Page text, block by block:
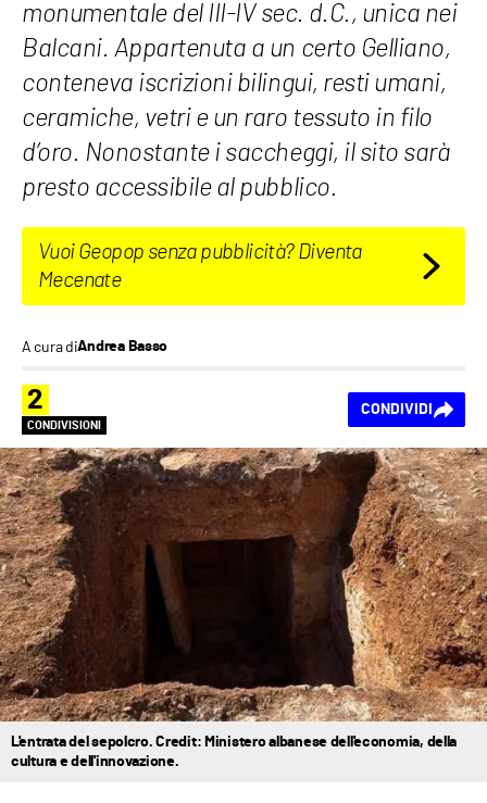
monumentale del III-IV sec. d.C., unica nei
Balcani. Appartenuta a un certo Gelliano,
conteneva iscrizioni bilingui, resti umani,
ceramiche, vetri e un raro tessuto in filo
d’oro. Nonostante i saccheggi, il sito sarà
presto accessibile al pubblico.
Vuoi Geopop senza pubblicità? Diventa
Mecenate
A cura diAndrea Basso
2
CONDIVISIONI
CONDIVIDI
L'entrata del sepolcro. Credit: Ministero albanese dell'economia, della
cultura e dell'innovazione.